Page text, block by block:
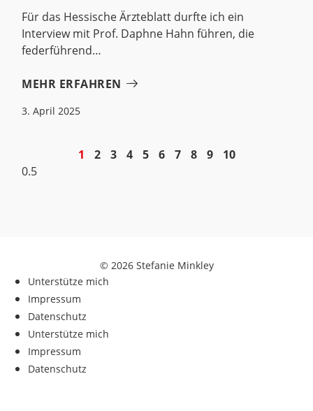
Für das Hessische Ärzteblatt durfte ich ein
Interview mit Prof. Daphne Hahn führen, die
federführend
MEHR ERFAHREN
3. April 2025
1 2 3 4 5 6 7 8 9 10
© 2026 Stefanie Minkley
Unterstütze mich
Impressum
Datenschutz
Unterstütze mich
Impressum
Datenschutz